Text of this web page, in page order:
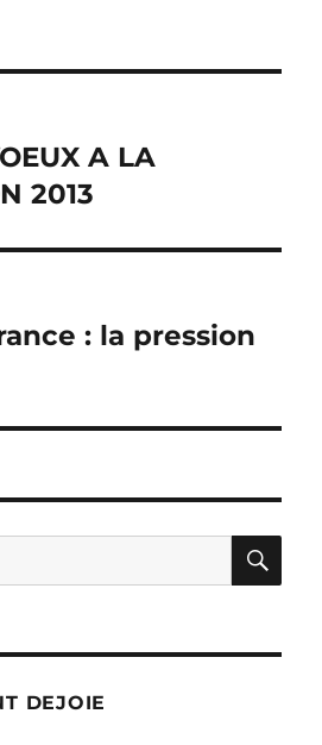
A LA
2013
: la pression
DEJOIE